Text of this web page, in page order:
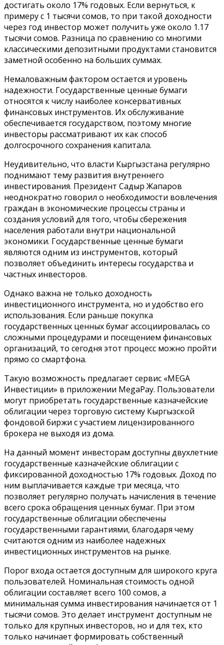
достигать около 17% годовых. Если вернуться, к
примеру с 1 тысячи сомов, то при такой доходности
через год инвестор может получить уже около 1.17
тысячи сомов. Разница по сравнению со многими
классическими депозитными продуктами становится
заметной особенно на больших суммах.
Немаловажным фактором остается и уровень
надежности. Государственные ценные бумаги
относятся к числу наиболее консервативных
финансовых инструментов. Их обслуживание
обеспечивается государством, поэтому многие
инвесторы рассматривают их как способ
долгосрочного сохранения капитала.
Неудивительно, что власти Кыргызстана регулярно
поднимают тему развития внутреннего
инвестирования. Президент Садыр Жапаров
неоднократно говорил о необходимости вовлечения
граждан в экономические процессы страны и
создания условий для того, чтобы сбережения
населения работали внутри национальной
экономики. Государственные ценные бумаги
являются одним из инструментов, который
позволяет объединить интересы государства и
частных инвесторов.
Однако важна не только доходность
инвестиционного инструмента, но и удобство его
использования. Если раньше покупка
государственных ценных бумаг ассоциировалась со
сложными процедурами и посещением финансовых
организаций, то сегодня этот процесс можно пройти
прямо со смартфона.
Такую возможность предлагает сервис «MEGA
Инвестиции» в приложении MegaPay. Пользователи
могут приобретать государственные казначейские
облигации через торговую систему Кыргызской
фондовой биржи с участием лицензированного
брокера не выходя из дома.
На данный момент инвесторам доступны двухлетние
государственные казначейские облигации с
фиксированной доходностью 17% годовых. Доход по
ним выплачивается каждые три месяца, что
позволяет регулярно получать начисления в течение
всего срока обращения ценных бумаг. При этом
государственные облигации обеспечены
государственными гарантиями, благодаря чему
считаются одним из наиболее надежных
инвестиционных инструментов на рынке.
Порог входа остается доступным для широкого круга
пользователей. Номинальная стоимость одной
облигации составляет всего 100 сомов, а
минимальная сумма инвестирования начинается от 1
тысячи сомов. Это делает инструмент доступным не
только для крупных инвесторов, но и для тех, кто
только начинает формировать собственный